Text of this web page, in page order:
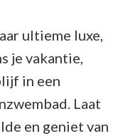
ultieme luxe,
je vakantie,
in een
Laat
en geniet van